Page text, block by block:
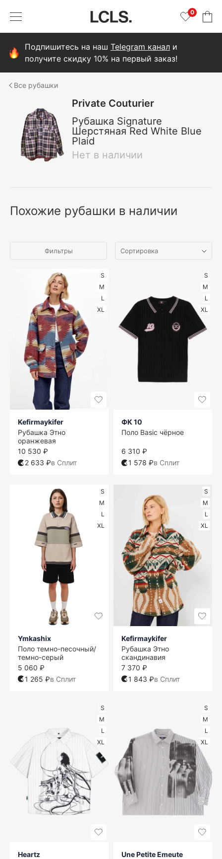
0
Подпишитесь на наш Telegram канал и
получите скидку 10% на первый заказ!
рубашки
Private Couturier
Рубашка Signature
Шерстяная Red White Blue
Plaid
Нет в наличии
Похожие рубашки в наличии
Фильтры
S
M
L
XL
Kefirmaykifer
Рубашка Этно
оранжевая
10 530 ₽
2 633 ₽в Сплит
S
M
L
XL
ФК 10
Поло Basic чёрное
6 310 ₽
1 578 ₽в Сплит
S
M
L
XL
Ymkashix
Поло темно-песочный/
темно-серый
5 060 ₽
1 265 ₽в Сплит
S
M
L
XL
Kefirmaykifer
Рубашка Этно
скандинавия
7 370 ₽
1 843 ₽в Сплит
S
M
L
XL
Heartz
S
M
L
XL
Une Petite Emeute